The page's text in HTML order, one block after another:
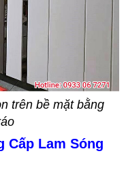
trên bề mặt bằng
Cấp Lam Sóng